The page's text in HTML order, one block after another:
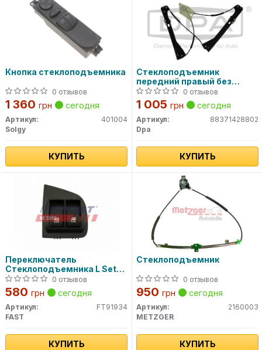
Кнопка стеклоподъемника
0 отзывов
1 360 грн сегодня
Артикул:
401004
Solgy
КУПИТЬ
Стеклоподъемник
передний правый без
моторчика VW Polo (10-15)
(88371428802) DPA
0 отзывов
1 005 грн сегодня
Артикул:
88371428802
Dpa
КУПИТЬ
Переключатель
Стеклоподъемника L Set
00-
0 отзывов
580 грн сегодня
Артикул:
FT91934
FAST
КУПИТЬ
Стеклоподъемник
0 отзывов
950 грн сегодня
Артикул:
2160003
METZGER
КУПИТЬ